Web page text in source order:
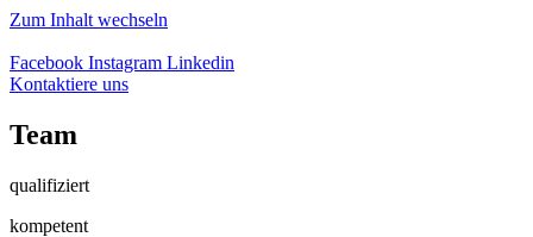
Zum Inhalt wechseln
Facebook Instagram Linkedin
Kontaktiere uns
Team
qualifiziert
kompetent